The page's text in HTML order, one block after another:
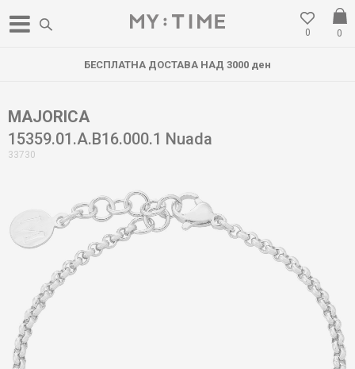
0
0
БЕСПЛАТНА ДОСТАВА НАД 3000 ден
MAJORICA
15359.01.A.B16.000.1 Nuada
33730